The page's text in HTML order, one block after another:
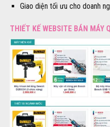
Giao diện tối ưu cho doanh
THIẾT KẾ WEBSITE BÁN MÁY